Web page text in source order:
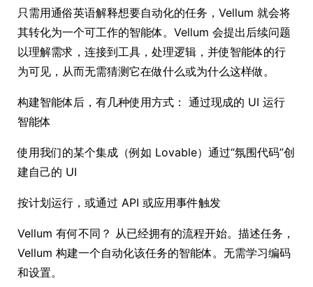
只需用通俗英语解释想要自动化的任务，Vellum 就会将
其转化为一个可工作的智能体。Vellum 会提出后续问题
以理解需求，连接到工具，处理逻辑，并使智能体的行
为可见，从而无需猜测它在做什么或为什么这样做。
构建智能体后，有几种使用方式： 通过现成的 UI 运行
智能体
使用我们的某个集成（例如 Lovable）通过“氛围代码”创
建自己的 UI
按计划运行，或通过 API 或应用事件触发
Vellum 有何不同？ 从已经拥有的流程开始。描述任务，
Vellum 构建一个自动化该任务的智能体。无需学习编码
和设置。